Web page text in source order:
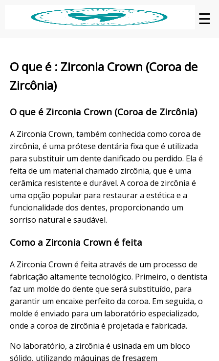
☰
O que é : Zirconia Crown (Coroa de
Zircônia)
O que é Zirconia Crown (Coroa de Zircônia)
A Zirconia Crown, também conhecida como coroa de
zircônia, é uma prótese dentária fixa que é utilizada
para substituir um dente danificado ou perdido. Ela é
feita de um material chamado zircônia, que é uma
cerâmica resistente e durável. A coroa de zircônia é
uma opção popular para restaurar a estética e a
funcionalidade dos dentes, proporcionando um
sorriso natural e saudável.
Como a Zirconia Crown é feita
A Zirconia Crown é feita através de um processo de
fabricação altamente tecnológico. Primeiro, o dentista
faz um molde do dente que será substituído, para
garantir um encaixe perfeito da coroa. Em seguida, o
molde é enviado para um laboratório especializado,
onde a coroa de zircônia é projetada e fabricada.
No laboratório, a zircônia é usinada em um bloco
sólido, utilizando máquinas de fresagem